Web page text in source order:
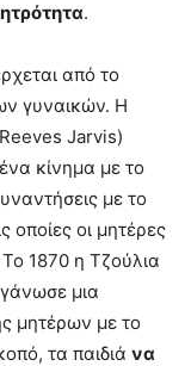
.
από το
γυναικών. Η
Jarvis)
κίνημα με το
με το
οποίες οι μητέρες
Το 1870 η Τζούλια
μια
μητέρων με το
τα παιδιά να